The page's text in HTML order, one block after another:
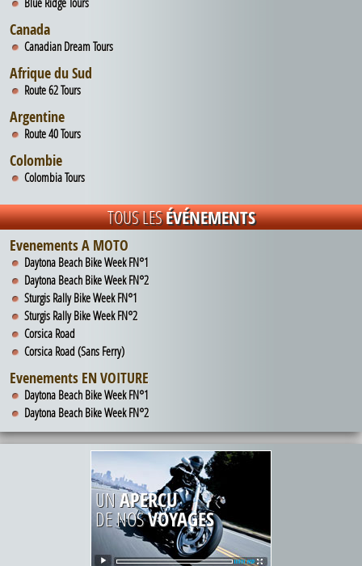
Canada
Canadian Dream Tours
Afrique du Sud
Route 62 Tours
Argentine
Route 40 Tours
Colombie
Colombia Tours
TOUS LESÉVÉNEMENTS
Evenements A MOTO
Daytona Beach Bike Week FN°1
Daytona Beach Bike Week FN°2
Sturgis Rally Bike Week FN°1
Sturgis Rally Bike Week FN°2
Corsica Road
Corsica Road (Sans Ferry)
Evenements EN VOITURE
Daytona Beach Bike Week FN°1
Daytona Beach Bike Week FN°2
UNAPERCU
DE NOSVOYAGES